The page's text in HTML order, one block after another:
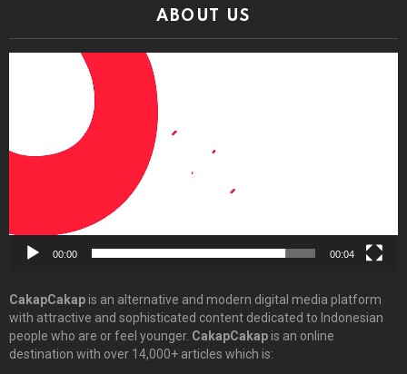
ABOUT US
00:00 00:04
CakapCakapis an alternative and modern digital media platform
with attractive and sophisticated content dedicated to Indonesian
people who are or feel younger. CakapCakapis an online
destination with over 14,000+ articles which is: